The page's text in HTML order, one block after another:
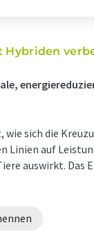
wie sich die
Linien auf
auswirkt. Das